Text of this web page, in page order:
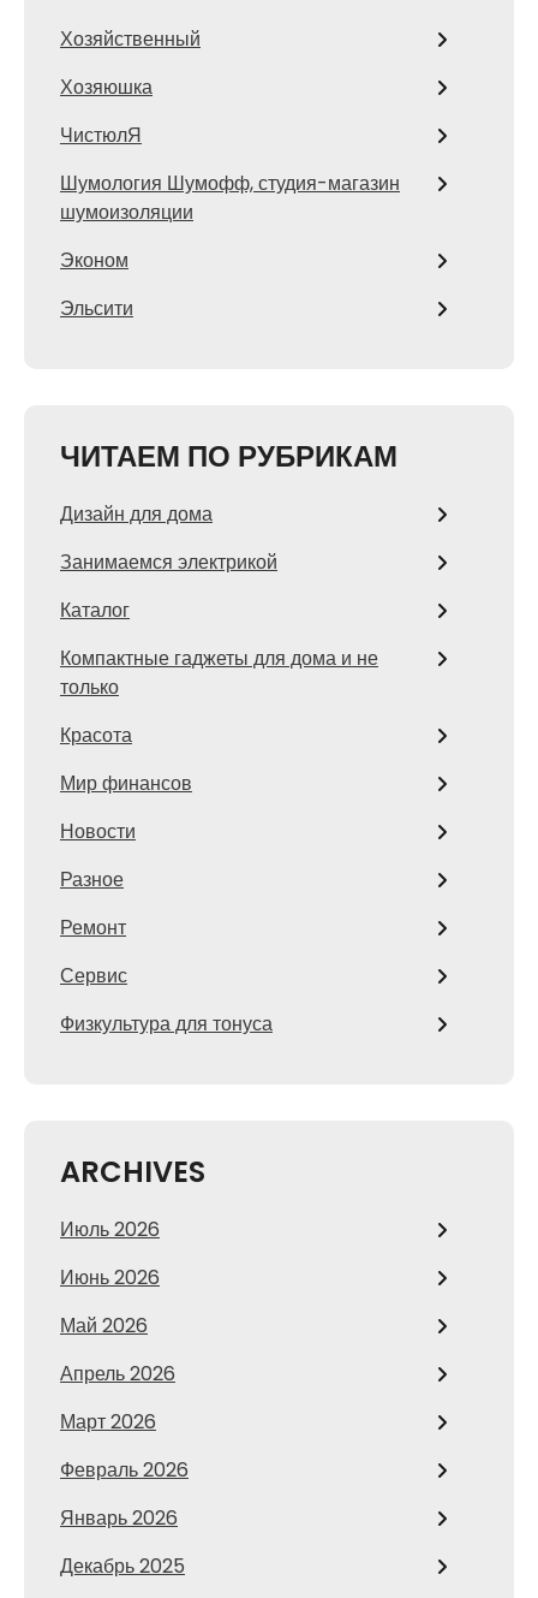
Хозяйственный
Хозяюшка
ЧистюлЯ
Шумология Шумофф, студия-магазин
шумоизоляции
Эконом
Эльсити
ЧИТАЕМ ПО РУБРИКАМ
Дизайн для дома
Занимаемся электрикой
Каталог
Компактные гаджеты для дома и не
только
Красота
Мир финансов
Новости
Разное
Ремонт
Сервис
Физкультура для тонуса
ARCHIVES
Июль 2026
Июнь 2026
Май 2026
Апрель 2026
Март 2026
Февраль 2026
Январь 2026
Декабрь 2025